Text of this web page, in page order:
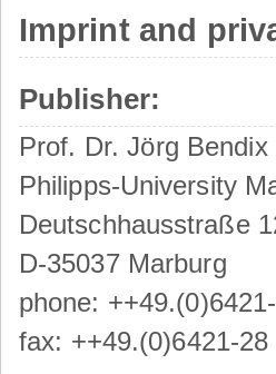
Imprint and
Publisher:
Prof. Dr. Jörg Bendix
Philipps-University
Deutschhausstraße
D-35037 Marburg
phone:
fax: ++49.(0)6421-28